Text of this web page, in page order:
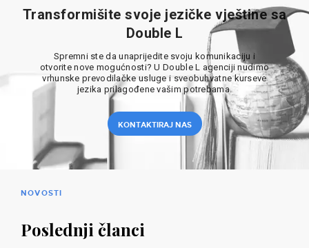
Transformišite svoje jezičke vještine sa
Double L
Spremni ste da unaprijedite svoju komunikaciju i
otvorite nove mogućnosti? U Double L agenciji nudimo
vrhunske prevodilačke usluge i sveobuhvatne kurseve
jezika prilagođene vašim potrebama.
KONTAKTIRAJ NAS
NOVOSTI
Poslednji članci